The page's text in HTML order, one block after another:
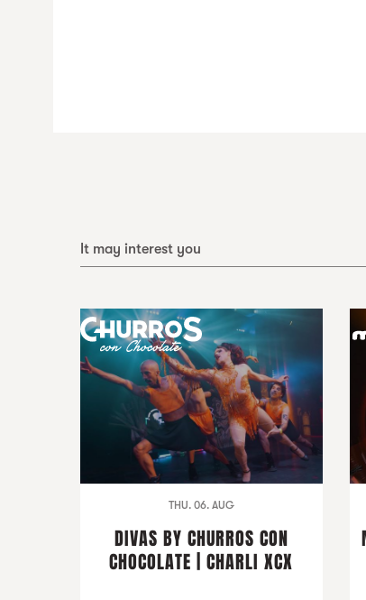
It may interest you
THU. 06. AUG
DIVAS BY CHURROS CON
CHOCOLATE | CHARLI XCX